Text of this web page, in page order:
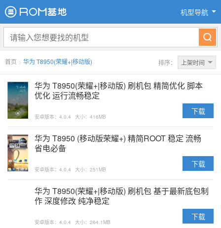
机型导航
首页 > 华为 T8950(荣耀+|移动版) 排序： 上架时间
华为 T8950(荣耀+|移动版) 刷机包 精简优化 脚本
优化 运行流畅稳定
安卓版本：4.0.4 大小：416MB
下载
华为 T8950 (移动版荣耀+) 精简ROOT 稳定 流畅
省电必备
安卓版本：4.0.4 大小：251MB
下载
华为 T8950(荣耀+|移动版) 刷机包 基于最新底包制
作 深度修改 纯净稳定
安卓版本：4.0.4 大小：264.1MB
下载